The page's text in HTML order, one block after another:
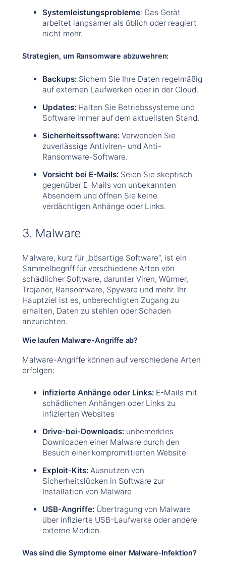
Systemleistungsprobleme: Das Gerät
arbeitet langsamer als üblich oder reagiert
nicht mehr.
Strategien, um Ransomware abzuwehren:
Backups:Sichern Sie Ihre Daten regelmäßig
auf externen Laufwerken oder in der Cloud.
Updates:Halten Sie Betriebssysteme und
Software immer auf dem aktuellsten Stand.
Sicherheitssoftware:Verwenden Sie
zuverlässige Antiviren- und Anti-
Ransomware-Software.
Vorsicht bei E-Mails:Seien Sie skeptisch
gegenüber E-Mails von unbekannten
Absendern und öffnen Sie keine
verdächtigen Anhänge oder Links.
3. Malware
Malware, kurz für „bösartige Software“, ist ein
Sammelbegriff für verschiedene Arten von
schädlicher Software, darunter Viren, Würmer,
Trojaner, Ransomware, Spyware und mehr. Ihr
Hauptziel ist es, unberechtigten Zugang zu
erhalten, Daten zu stehlen oder Schaden
anzurichten.
Wie laufen Malware-Angriffe ab?
Malware-Angriffe können auf verschiedene Arten
erfolgen:
infizierte Anhänge oder Links:E-Mails mit
schädlichen Anhängen oder Links zu
infizierten Websites
Drive-bei-Downloads:unbemerktes
Downloaden einer Malware durch den
Besuch einer kompromittierten Website
Exploit-Kits:Ausnutzen von
Sicherheitslücken in Software zur
Installation von Malware
USB-Angriffe:Übertragung von Malware
über infizierte USB-Laufwerke oder andere
externe Medien.
Was sind die Symptome einer Malware-Infektion?